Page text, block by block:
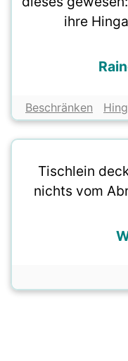
ihre
Beschränken
Tischlein
nichts vom